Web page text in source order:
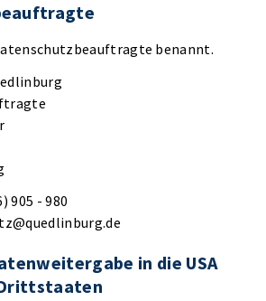
benannt.
905 - 980
in die USA